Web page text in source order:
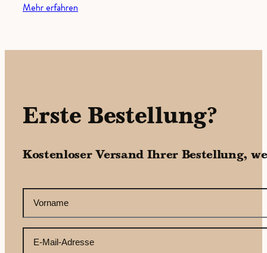
Mehr erfahren
Erste Bestellung?
Kostenloser Versand Ihrer Bestellung,
CAPTCHA
Vorname